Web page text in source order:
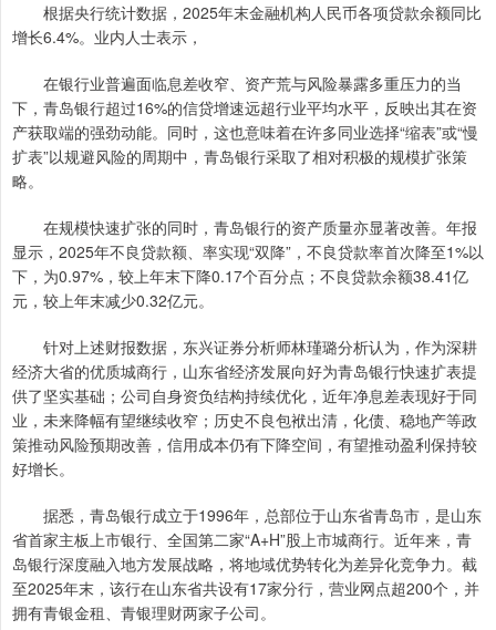
根据央行统计数据，2025年末金融机构人民币各项贷款余额同比
增长6.4%。业内人士表示，
在银行业普遍面临息差收窄、资产荒与风险暴露多重压力的当
下，青岛银行超过16%的信贷增速远超行业平均水平，反映出其在资
产获取端的强劲动能。同时，这也意味着在许多同业选择“缩表”或“慢
扩表”以规避风险的周期中，青岛银行采取了相对积极的规模扩张策
略。
在规模快速扩张的同时，青岛银行的资产质量亦显著改善。年报
显示，2025年不良贷款额、率实现“双降”，不良贷款率首次降至1%以
下，为0.97%，较上年末下降0.17个百分点；不良贷款余额38.41亿
元，较上年末减少0.32亿元。
针对上述财报数据，东兴证券分析师林瑾璐分析认为，作为深耕
经济大省的优质城商行，山东省经济发展向好为青岛银行快速扩表提
供了坚实基础；公司自身资负结构持续优化，近年净息差表现好于同
业，未来降幅有望继续收窄；历史不良包袱出清，化债、稳地产等政
策推动风险预期改善，信用成本仍有下降空间，有望推动盈利保持较
好增长。
据悉，青岛银行成立于1996年，总部位于山东省青岛市，是山东
省首家主板上市银行、全国第二家“A+H”股上市城商行。近年来，青
岛银行深度融入地方发展战略，将地域优势转化为差异化竞争力。截
至2025年末，该行在山东省共设有17家分行，营业网点超200个，并
拥有青银金租、青银理财两家子公司。